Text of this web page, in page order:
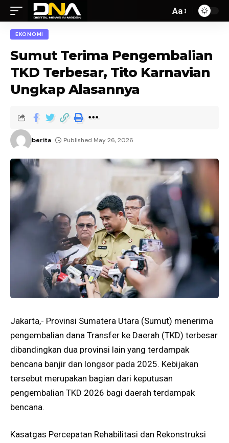
Aa
EKONOMI
Sumut Terima Pengembalian
TKD Terbesar, Tito Karnavian
Ungkap Alasannya
berita Published May 26, 2026
Jakarta,- Provinsi Sumatera Utara (Sumut) menerima
pengembalian dana Transfer ke Daerah (TKD) terbesar
dibandingkan dua provinsi lain yang terdampak
bencana banjir dan longsor pada 2025. Kebijakan
tersebut merupakan bagian dari keputusan
pengembalian TKD 2026 bagi daerah terdampak
bencana.
Kasatgas Percepatan Rehabilitasi dan Rekonstruksi